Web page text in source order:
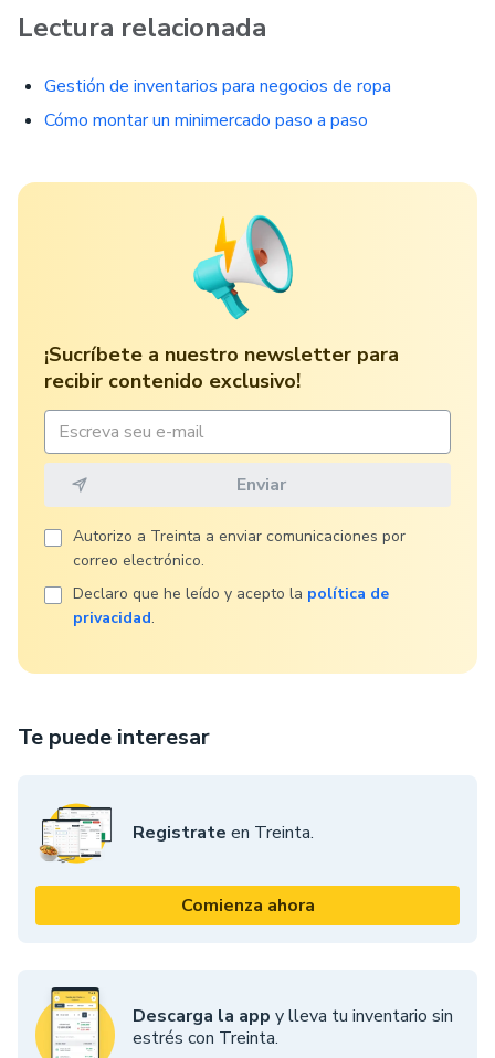
Te puede interesar
Registrate en Treinta.
Comienza ahora
Descarga la app y lleva tu inventario sin
estrés con Treinta.
Lectura relacionada
Gestión de inventarios para negocios de ropa
Cómo montar un minimercado paso a paso
¡Sucríbete a nuestro newsletter para
recibir contenido exclusivo!
Autorizo ​​a Treinta a enviar comunicaciones por
correo electrónico.
Declaro que he leído y acepto la política de
privacidad.